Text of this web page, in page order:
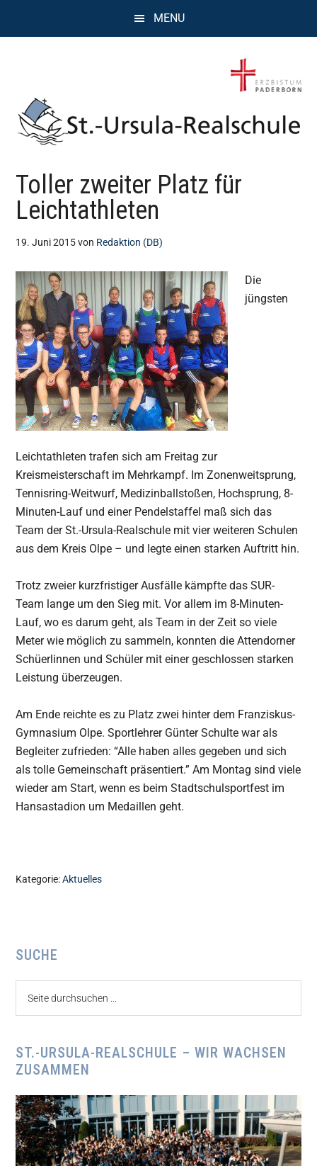
MENU
St.
Ursula
Realschule
Attendorn
Kompetenz,
Persönlichkeit,
Chancen
Toller zweiter Platz für
Leichtathleten
19. Juni 2015von Redaktion (DB)
Die
jüngsten
Leichtathleten trafen sich am Freitag zur
Kreismeisterschaft im Mehrkampf. Im Zonenweitsprung,
Tennisring-Weitwurf, Medizinballstoßen, Hochsprung, 8-
Minuten-Lauf und einer Pendelstaffel maß sich das
Team der St.-Ursula-Realschule mit vier weiteren Schulen
aus dem Kreis Olpe – und legte einen starken Auftritt hin.
Trotz zweier kurzfristiger Ausfälle kämpfte das SUR-
Team lange um den Sieg mit. Vor allem im 8-Minuten-
Lauf, wo es darum geht, als Team in der Zeit so viele
Meter wie möglich zu sammeln, konnten die Attendorner
Schüerlinnen und Schüler mit einer geschlossen starken
Leistung überzeugen.
Am Ende reichte es zu Platz zwei hinter dem Franziskus-
Gymnasium Olpe. Sportlehrer Günter Schulte war als
Begleiter zufrieden: “Alle haben alles gegeben und sich
als tolle Gemeinschaft präsentiert.” Am Montag sind viele
wieder am Start, wenn es beim Stadtschulsportfest im
Hansastadion um Medaillen geht.
Kategorie:Aktuelles
Seitenspalte
SUCHE
ST.-URSULA-REALSCHULE – WIR WACHSEN
ZUSAMMEN